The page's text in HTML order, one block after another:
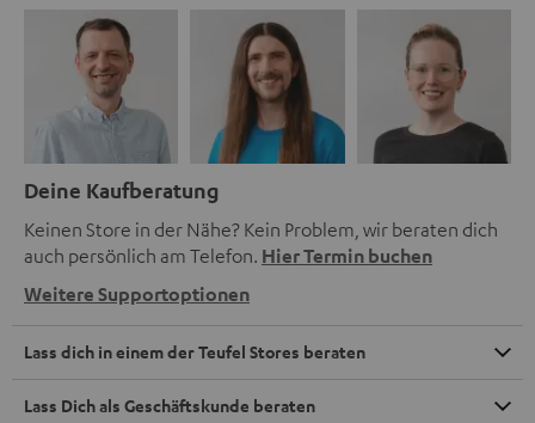
Deine Kaufberatung
Keinen Store in der Nähe? Kein Problem, wir beraten dich
auch persönlich am Telefon. Hier Termin buchen
Weitere Supportoptionen
Lass dich in einem der Teufel Stores beraten
Lass Dich als Geschäftskunde beraten